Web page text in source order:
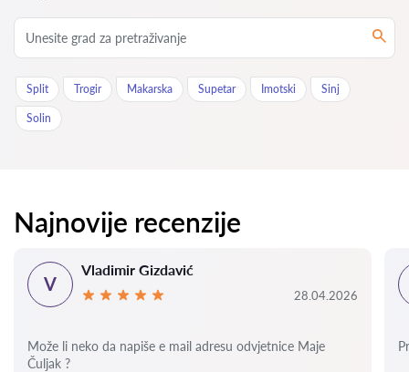
Split Trogir Makarska Supetar Imotski Sinj
Solin
Najnovije recenzije
V
Vladimir Gizdavić
28.04.2026
Može li neko da napiše e mail adresu odvjetnice Maje
Čuljak ?